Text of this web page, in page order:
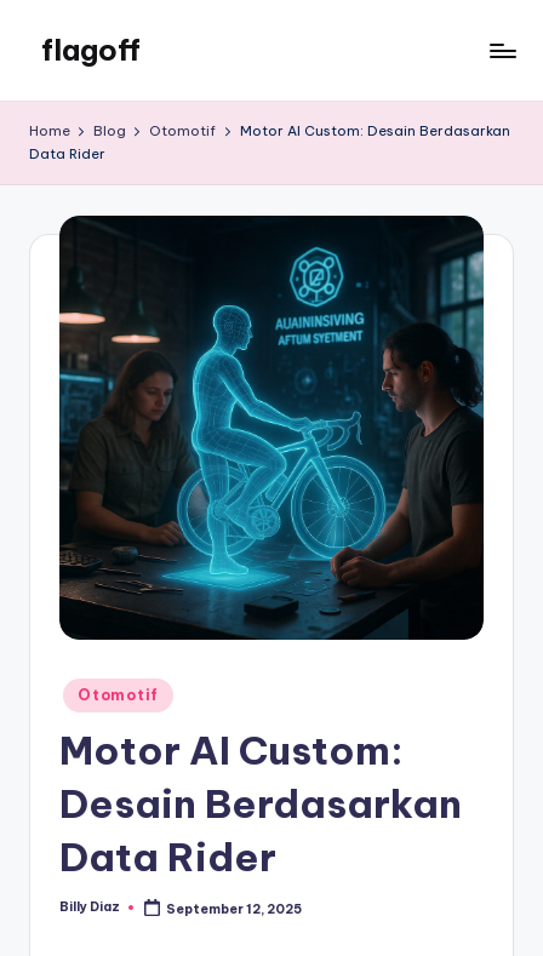
content
flagoff
Home Blog Otomotif
Motor AI Custom: Desain Berdasarkan
Data Rider
Posted
in
Otomotif
Motor AI Custom:
Desain Berdasarkan
Data Rider
Posted
Billy Diaz September 12, 2025